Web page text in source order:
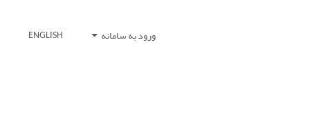
ورود به سامانه ENGLISH